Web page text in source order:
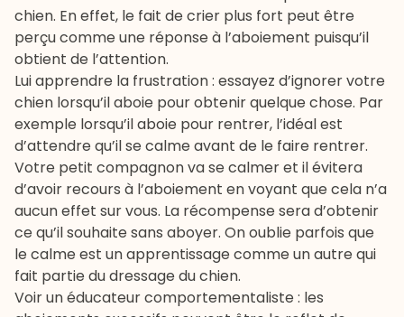
chien. En effet, le fait de crier plus fort peut être
perçu comme une réponse à l’aboiement puisqu’il
obtient de l’attention.
Lui apprendre la frustration : essayez d’ignorer votre
chien lorsqu’il aboie pour obtenir quelque chose. Par
exemple lorsqu’il aboie pour rentrer, l’idéal est
d’attendre qu’il se calme avant de le faire rentrer.
Votre petit compagnon va se calmer et il évitera
d’avoir recours à l’aboiement en voyant que cela n’a
aucun effet sur vous. La récompense sera d’obtenir
ce qu’il souhaite sans aboyer. On oublie parfois que
le calme est un apprentissage comme un autre qui
fait partie du dressage du chien.
Voir un éducateur comportementaliste : les